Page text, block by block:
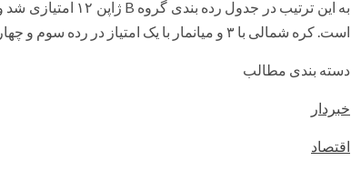
است. کره شمالی با ۳ و میانمار با یک امتیاز در رده سوم و چهارم قرار دارند.
دسته بندی مطالب
خبردار
اقتصاد